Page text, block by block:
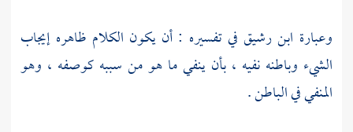
وعبارة ابن رشيق في تفسيره : أن يكون الكلام ظاهره إيجاب
الشيء وباطنه نفيه ، بأن ينفي ما هو من سببه كوصفه ، وهو
المنفي في الباطن .